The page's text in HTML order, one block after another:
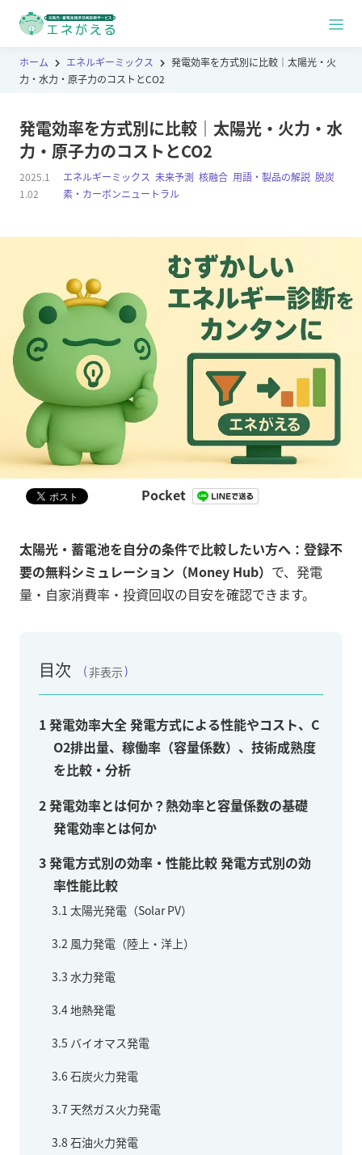
ホーム エネルギーミックス
発電効率を方式別に比較｜太陽光・火
力・水力・原子力のコストとCO2
発電効率を方式別に比較｜太陽光・火力・水
力・原子力のコストとCO2
エネルギーミックス ,未来予測 ,核融合 用語・製品の解説 ,脱炭
素・カーボンニュートラル
2025.1
1.02
Pocket
太陽光・蓄電池を自分の条件で比較したい方へ： 登録不
要の無料シミュレーション（Money Hub） で、発電
量・自家消費率・投資回収の目安を確認できます。
目次 非表示
1発電効率大全 発電方式による性能やコスト、C
O2排出量、稼働率（容量係数）、技術成熟度
を比較・分析
2発電効率とは何か？熱効率と容量係数の基礎
発電効率とは何か
3発電方式別の効率・性能比較 発電方式別の効
率性能比較
3.1 太陽光発電（Solar PV）
3.2 風力発電（陸上・洋上）
3.3 水力発電
3.4地熱発電
3.5 バイオマス発電
3.6石炭火力発電
3.7 天然ガス火力発電
3.8 石油火力発電